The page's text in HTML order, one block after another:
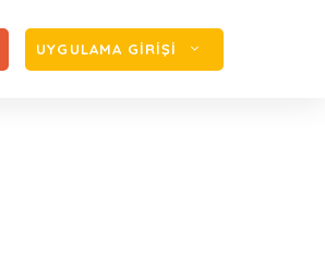
UYGULAMA GİRİŞİ